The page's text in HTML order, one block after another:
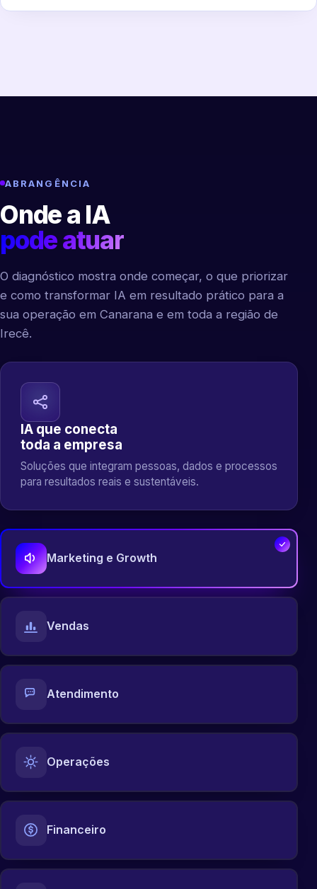
ABRANGÊNCIA
Onde a IA
pode atuar
O diagnóstico mostra onde começar, o que priorizar
e como transformar IA em resultado prático para a
sua operação em Canarana e em toda a região de
Irecê.
IA que conecta
toda a empresa
Soluções que integram pessoas, dados e processos
para resultados reais e sustentáveis.
Marketing e Growth
Vendas
Atendimento
Operações
Financeiro